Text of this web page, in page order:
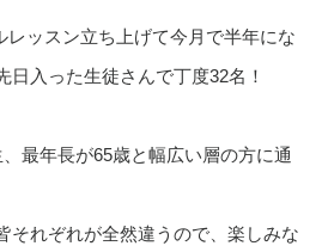
レッスン立ち上げて今月で半年にな
日入った生徒さんで丁度32名！
最年長が65歳と幅広い層の方に通
それぞれが全然違うので、楽しみな